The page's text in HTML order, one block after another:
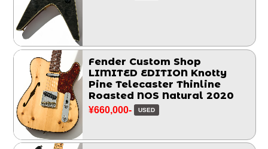
Fender Custom Shop
LIMITED EDITION Knotty
Pine Telecaster Thinline
Roasted NOS Natural 2020
¥660,000- USED